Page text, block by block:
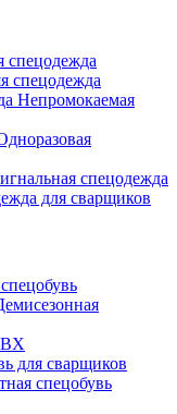
спецодежда
спецодежда
Непромокаемая
спецодежда
для сварщиков
для сварщиков
спецобувь